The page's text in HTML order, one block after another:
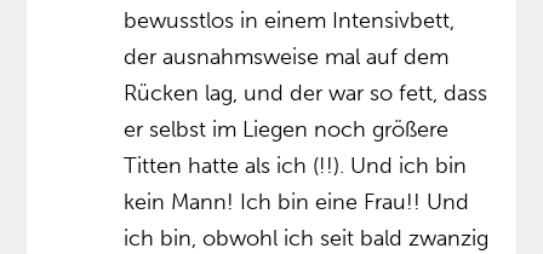
bewusstlos in einem Intensivbett,
der ausnahmsweise mal auf dem
Rücken lag, und der war so fett, dass
er selbst im Liegen noch größere
Titten hatte als ich (!!). Und ich bin
kein Mann! Ich bin eine Frau!! Und
ich bin, obwohl ich seit bald zwanzig